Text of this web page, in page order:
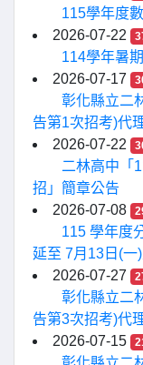
115學年度
2026-07-22
114學年暑
2026-07-17
彰化縣立二
告第1次招考)代
2026-07-22
二林高中「
招」簡章公告
2026-07-08
115 學年度
延至 7月13日(一
2026-07-27
彰化縣立二
告第3次招考)代
2026-07-15